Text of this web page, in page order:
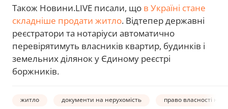
Також Новини.LIVE писали, що в Україні стане
складніше продати житло. Відтепер державні
реєстратори та нотаріуси автоматично
перевірятимуть власників квартир, будинків і
земельних ділянок у Єдиному реєстрі
боржників.
житло документи на нерухомість право власності на